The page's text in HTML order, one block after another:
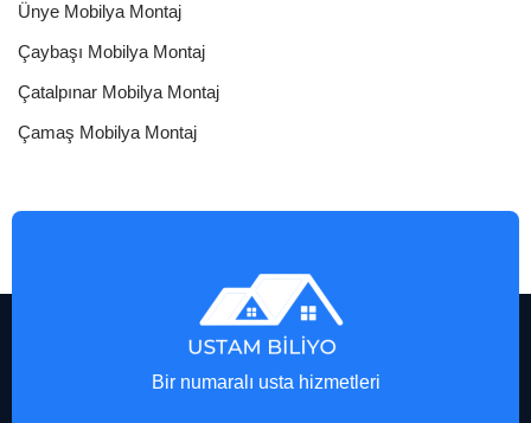
Ünye Mobilya Montaj
Çaybaşı Mobilya Montaj
Çatalpınar Mobilya Montaj
Çamaş Mobilya Montaj
Bir numaralı usta hizmetleri